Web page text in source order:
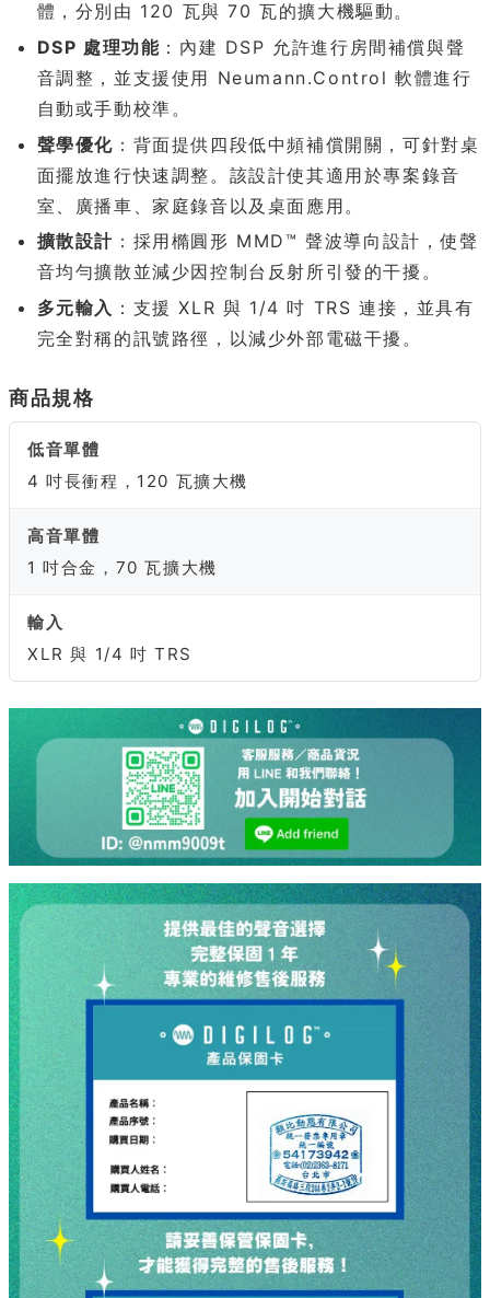
體，分別由 120 瓦與 70 瓦的擴大機驅動。
DSP 處理功能 ：內建 DSP 允許進行房間補償與聲
音調整，並支援使用 Neumann.Control 軟體進行
自動或手動校準。
聲學優化 ：背面提供四段低中頻補償開關，可針對桌
面擺放進行快速調整。該設計使其適用於專案錄音
室、廣播車、家庭錄音以及桌面應用。
擴散設計 ：採用橢圓形 MMD™ 聲波導向設計，使聲
音均勻擴散並減少因控制台反射所引發的干擾。
多元輸入 ：支援 XLR 與 1/4 吋 TRS 連接，並具有
完全對稱的訊號路徑，以減少外部電磁干擾。
商品規格
低音單體
4 吋長衝程，120 瓦擴大機
高音單體
1 吋合金，70 瓦擴大機
輸入
XLR 與 1/4 吋 TRS